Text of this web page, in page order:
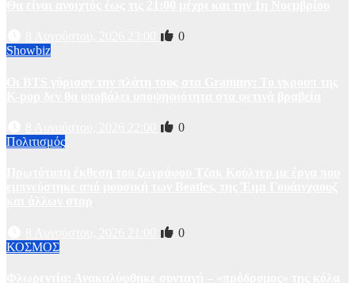
0
Showbiz
0
Πολιτισμός
0
ΚΟΣΜΟΣ